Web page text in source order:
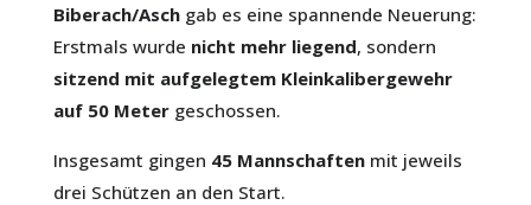
Biberach/Aschgab es eine spannende Neuerung:
Erstmals wurde nicht mehr liegend, sondern
sitzend mit aufgelegtem Kleinkalibergewehr
auf 50 Metergeschossen.
Insgesamt gingen 45 Mannschaftenmit jeweils
drei Schützen an den Start.